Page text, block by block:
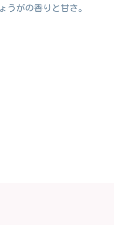
うがの香りと甘さ。